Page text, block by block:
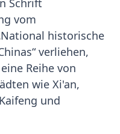
Schrift
vom
historische
verliehen,
Reihe von
wie Xi'an,
und